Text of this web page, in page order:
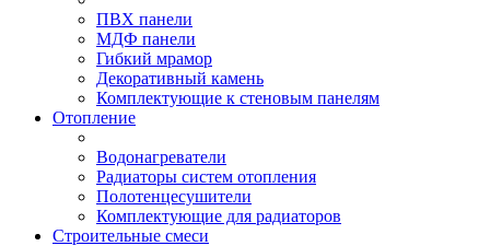
ПВХ панели
МДФ панели
Гибкий мрамор
Декоративный камень
Комплектующие к стеновым панелям
Отопление
Водонагреватели
Радиаторы систем отопления
Полотенцесушители
Комплектующие для радиаторов
Строительные смеси